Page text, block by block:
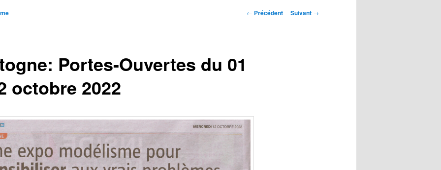
Navigation
← Précédent Suivant →
Portes-Ouvertes du 01
octobre 2022